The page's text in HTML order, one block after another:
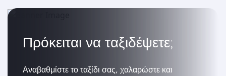
Πρόκειται να ταξιδέψετε;
Αναβαθμίστε το ταξίδι σας, χαλαρώστε και